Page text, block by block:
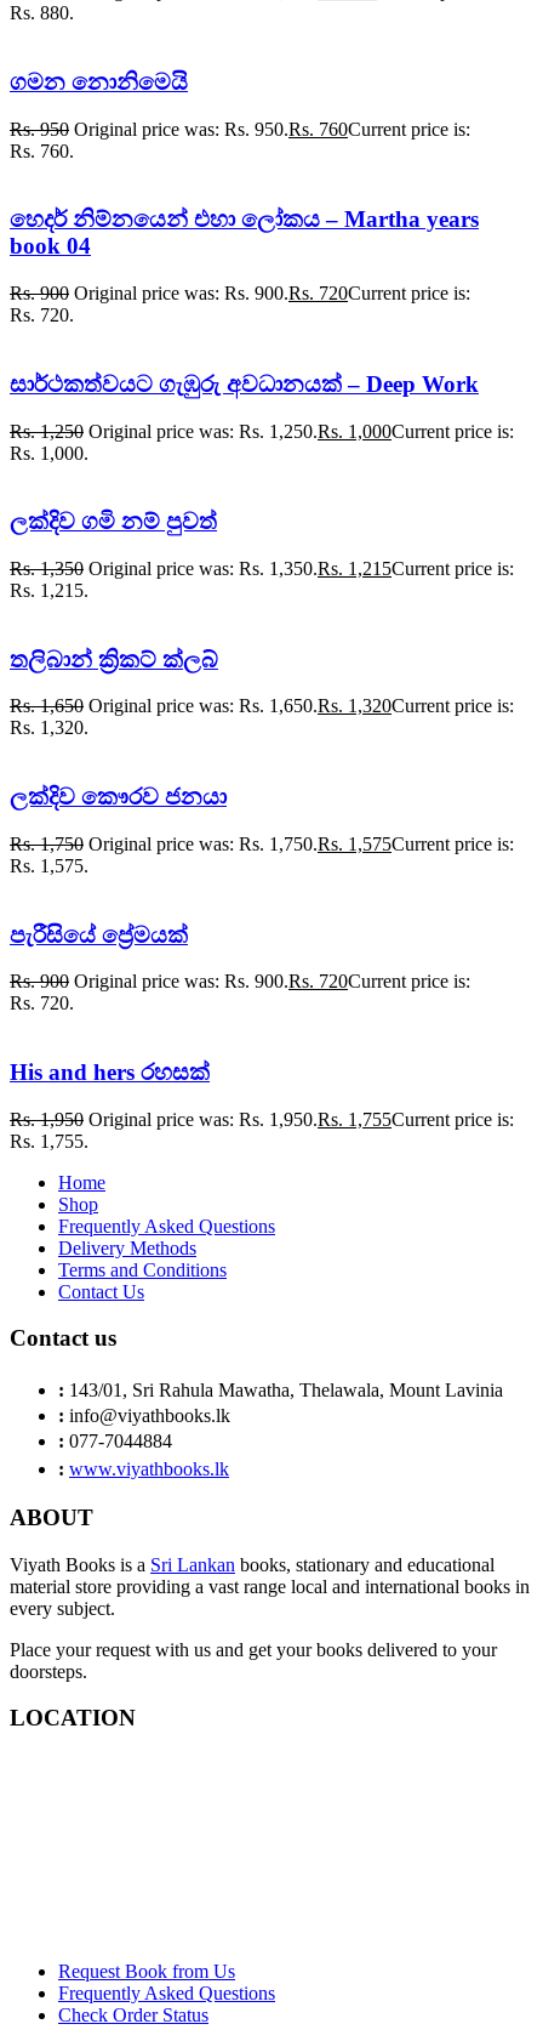
Rs. 880.
ගමන නොනිමෙයි
Rs.950 Original price was: Rs. 950.Rs. 760Current price is:
Rs. 760.
හෙදර් නිම්නයෙන් එහා ලෝකය – Martha years
book 04
Rs.900 Original price was: Rs. 900.Rs. 720Current price is:
Rs. 720.
සාර්ථකත්වයට ගැඹුරු අවධානයක් – Deep Work
Rs.1,250 Original price was: Rs. 1,250.Rs. 1,000Current price is:
Rs. 1,000.
ලක්දිව ගමි නම් පුවත්
Rs.1,350 Original price was: Rs. 1,350.Rs. 1,215Current price is:
Rs. 1,215.
තලිබාන් ක්‍රිකට් ක්ලබ්
Rs.1,650 Original price was: Rs. 1,650.Rs. 1,320Current price is:
Rs. 1,320.
ලක්දිව කෞරව ජනයා
Rs.1,750 Original price was: Rs. 1,750.Rs. 1,575Current price is:
Rs. 1,575.
පැරීසියේ ප්‍රේමයක්
Rs.900 Original price was: Rs. 900.Rs. 720Current price is:
Rs. 720.
His and hers රහසක්
Rs.1,950 Original price was: Rs. 1,950.Rs. 1,755Current price is:
Rs. 1,755.
Home
Shop
Frequently Asked Questions
Delivery Methods
Terms and Conditions
Contact Us
Contact us
: 143/01, Sri Rahula Mawatha, Thelawala, Mount Lavinia
: info@viyathbooks.lk
: 077-7044884
: www.viyathbooks.lk
ABOUT
Viyath Books is a Sri Lankan books, stationary and educational
material store providing a vast range local and international books in
every subject.
Place your request with us and get your books delivered to your
doorsteps.
LOCATION
Request Book from Us
Frequently Asked Questions
Check Order Status